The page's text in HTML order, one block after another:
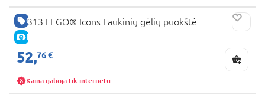
GERA KAINA
E-KAINA
10313 LEGO® Icons Laukinių gėlių puokštė
52,76 €
Kaina galioja tik internetu